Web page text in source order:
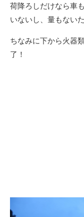
荷降ろしだけなら車
いないし、量もない
ちなみに下から火器
了！